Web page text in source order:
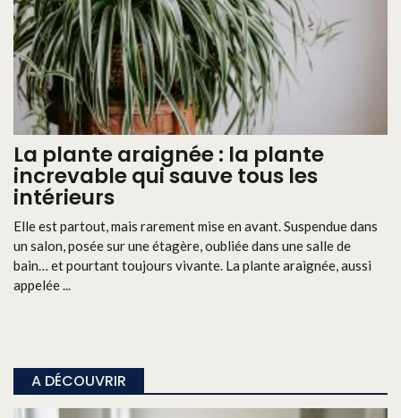
La plante araignée : la plante
increvable qui sauve tous les
intérieurs
Elle est partout, mais rarement mise en avant. Suspendue dans
un salon, posée sur une étagère, oubliée dans une salle de
bain… et pourtant toujours vivante. La plante araignée, aussi
appelée ...
A DÉCOUVRIR